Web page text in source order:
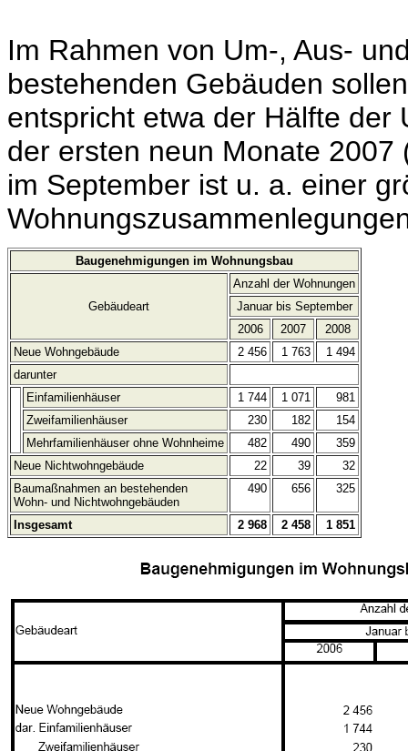
Im Rahmen von Um-, Aus-
bestehenden Gebäuden
entspricht etwa der Hälfte der
der ersten neun Monate
im September ist u. a. einer
Baugenehmigungen im Wohnungsbau
Gebäudeart
Anzahl der Wohnungen
Januar bis September
2006
2007
2008
Neue Wohngebäude
2 456 1 763
1 494
darunter
Einfamilienhäuser
1 744 1 071
981
Zweifamilienhäuser
230 182
154
Mehrfamilienhäuser ohne Wohnheime
482 490
359
Neue Nichtwohngebäude
22 39
32
Baumaßnahmen an bestehenden
Wohn- und Nichtwohngebäuden
490 656 325
Insgesamt 2 968 2 458 1 851